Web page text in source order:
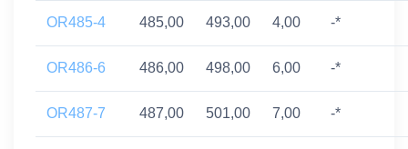
OR485-4 485,00 493,00 4,00 -*
OR486-6 486,00 498,00 6,00 -*
OR487-7 487,00 501,00 7,00 -*